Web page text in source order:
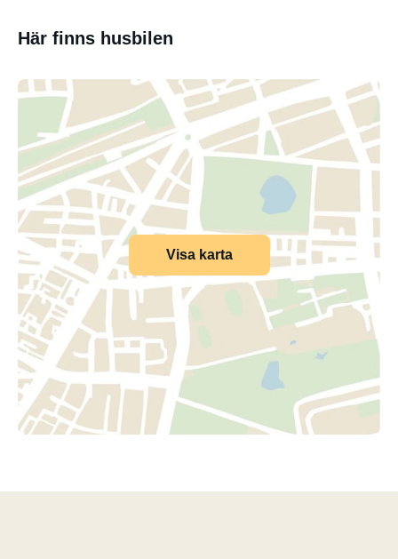
Här finns husbilen
Visa karta